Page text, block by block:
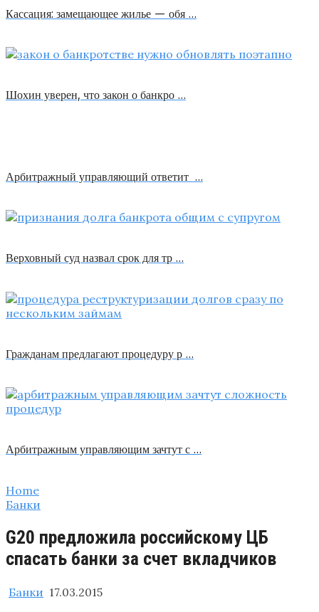
Кассация: замещающее жилье — обя …
Шохин уверен, что закон о банкро …
Арбитражный управляющий ответит …
Верховный суд назвал срок для тр …
Гражданам предлагают процедуру р …
Арбитражным управляющим зачтут с …
Home
Банки
G20 предложила российскому ЦБ
спасать банки за счет вкладчиков
Банки 17.03.2015